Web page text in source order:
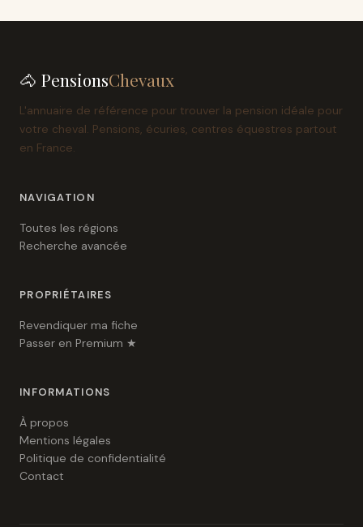
🐴 PensionsChevaux
L'annuaire de référence pour trouver la pension idéale pour
votre cheval. Pensions, écuries, centres équestres partout
en France.
NAVIGATION
Toutes les régions
Recherche avancée
PROPRIÉTAIRES
Revendiquer ma fiche
Passer en Premium ★
INFORMATIONS
À propos
Mentions légales
Politique de confidentialité
Contact